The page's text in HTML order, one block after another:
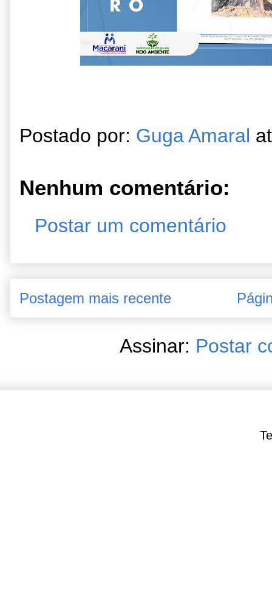
Postado por: Guga Amaral
Nenhum comentário:
Postar um comentário
Postagem mais recente
Assinar: Postar